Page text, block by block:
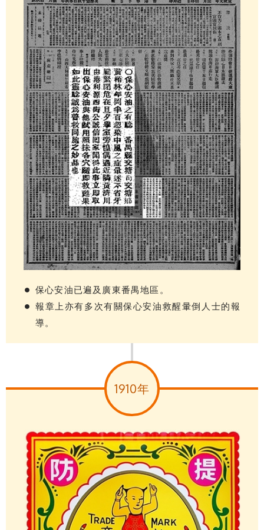
保心安油已遍及廣東番禺地區。
報章上亦有多次有關保心安油救醒暈倒人士的報
導。
1910年